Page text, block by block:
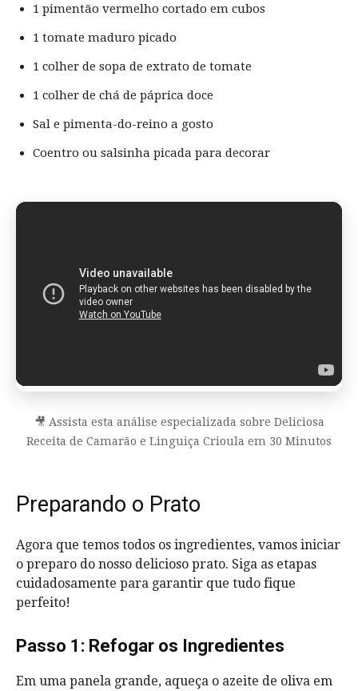
1 pimentão vermelho cortado em cubos
1 tomate maduro picado
1 colher de sopa de extrato de tomate
1 colher de chá de páprica doce
Sal e pimenta-do-reino a gosto
Coentro ou salsinha picada para decorar
🎥 Assista esta análise especializada sobre Deliciosa
Receita de Camarão e Linguiça Crioula em 30 Minutos
Preparando o Prato
Agora que temos todos os ingredientes, vamos iniciar
o preparo do nosso delicioso prato. Siga as etapas
cuidadosamente para garantir que tudo fique
perfeito!
Passo 1: Refogar os Ingredientes
Em uma panela grande, aqueça o azeite de oliva em